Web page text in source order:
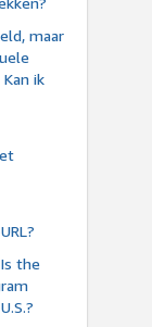
maar
ik
the